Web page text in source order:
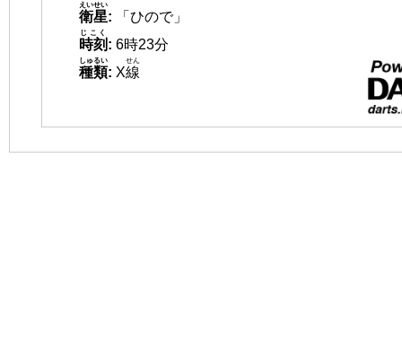
衛星
えいせい
:
「ひので」
時刻
じこく
: 6時23分
種類
しゅるい
: X線
せん